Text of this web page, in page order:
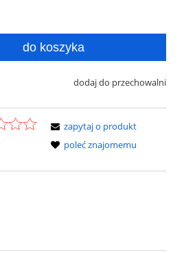
do koszyka
dodaj do przechowalni
zapytaj o produkt
poleć znajomemu